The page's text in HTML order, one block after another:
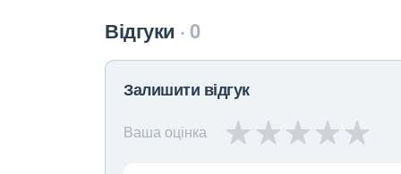
Відгуки 0
Залишити відгук
Ваша оцінка